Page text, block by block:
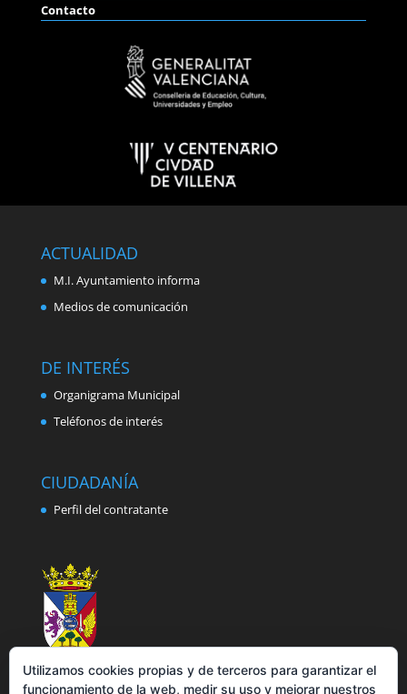
Contacto
ACTUALIDAD
M.I. Ayuntamiento informa
Medios de comunicación
DE INTERÉS
Organigrama Municipal
Teléfonos de interés
CIUDADANÍA
Perfil del contratante
Utilizamos cookies propias y de terceros para garantizar el
funcionamiento de la web, medir su uso y mejorar nuestros